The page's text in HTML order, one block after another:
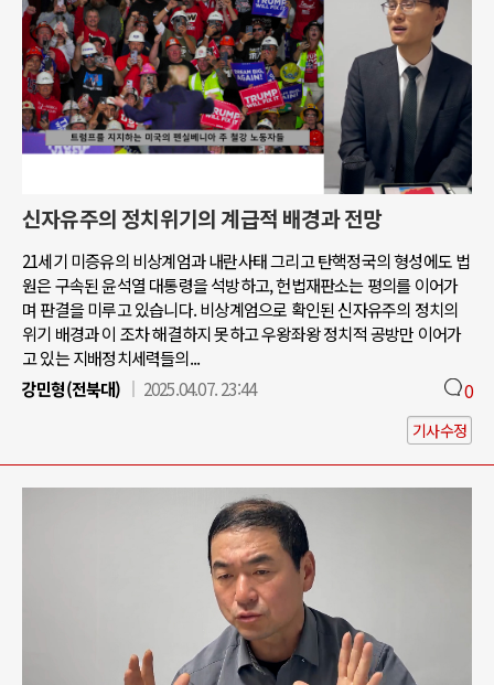
신자유주의 정치위기의 계급적 배경과 전망
21세기 미증유의 비상계엄과 내란사태 그리고 탄핵정국의 형성에도 법
원은 구속된 윤석열 대통령을 석방하고, 헌법재판소는 평의를 이어가
며 판결을 미루고 있습니다. 비상계엄으로 확인된 신자유주의 정치의
위기 배경과 이 조차 해결하지 못하고 우왕좌왕 정치적 공방만 이어가
고 있는 지배정치세력들의...
강민형(전북대)
2025.04.07. 23:44 0
기사수정